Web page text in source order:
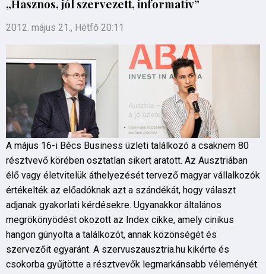
„Hasznos, jól szervezett, informatív”
2012. május 21., Hétfő 20:11
A május 16-i Bécs Business üzleti találkozó a csaknem 80
résztvevő körében osztatlan sikert aratott. Az Ausztriában
élő vagy életvitelük áthelyezését tervező magyar vállalkozók
értékelték az előadóknak azt a szándékát, hogy választ
adjanak gyakorlati kérdésekre. Ugyanakkor általános
megrökönyödést okozott az Index cikke, amely cinikus
hangon gúnyolta a találkozót, annak közönségét és
szervezőit egyaránt. A szervuszausztria.hu kikérte és
csokorba gyűjtötte a résztvevők legmarkánsabb véleményét.